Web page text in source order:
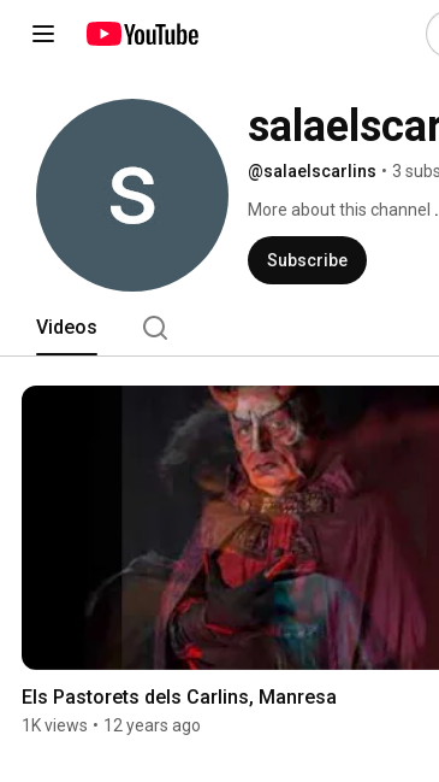
@salaelscarlins • 3
More about this channel
Subscribe
Videos
Els Pastorets dels Carlins, Manresa
1K views • 12 years ago